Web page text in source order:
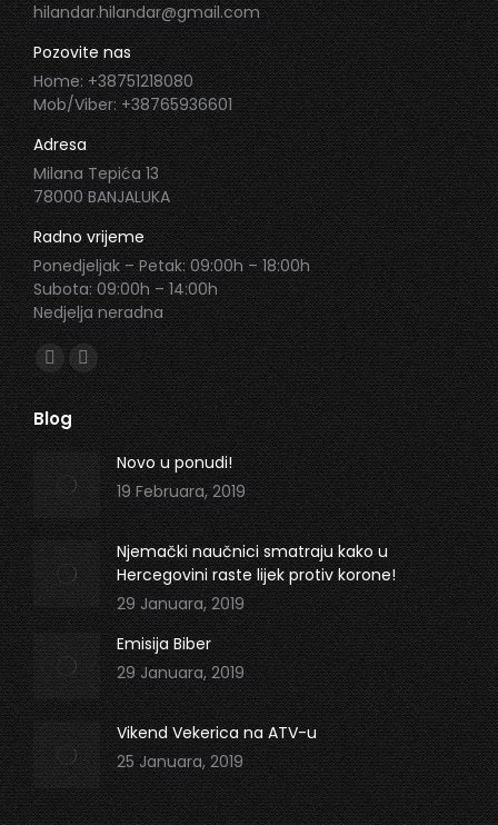
hilandar.hilandar@gmail.com
Pozovite nas
Home: +38751218080
Mob/Viber: +38765936601
Adresa
Milana Tepića 13
78000 BANJALUKA
Radno vrijeme
Ponedjeljak – Petak: 09:00h – 18:00h
Subota: 09:00h – 14:00h
Nedjelja neradna
Find us on:
Facebook
page
opens
in
new
window
Instagram
page
opens
in
new
window
Blog
Novo u ponudi!
19 Februara, 2019
Njemački naučnici smatraju kako u
Hercegovini raste lijek protiv korone!
29 Januara, 2019
Emisija Biber
29 Januara, 2019
Vikend Vekerica na ATV-u
25 Januara, 2019